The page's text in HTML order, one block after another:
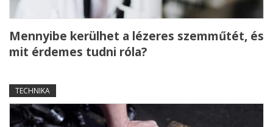
Mennyibe kerülhet a lézeres szemműtét, és
mit érdemes tudni róla?
TECHNIKA